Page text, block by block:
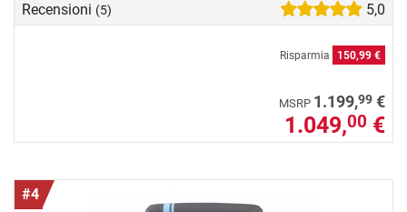
Recensioni (5) 5,0
Risparmia 150,99 €
MSRP 1.199,99 €
1.049,00 €
#4